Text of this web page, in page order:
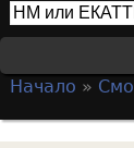
S
e
r
Т
ъ
с
и
o
Начало »